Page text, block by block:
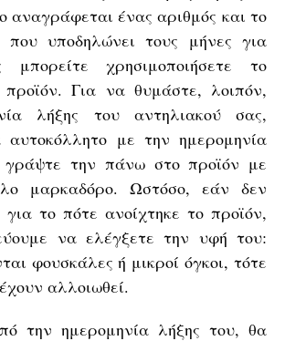
αναγράφεται ένας αριθμός και το
υποδηλώνει τους μήνες για
μπορείτε χρησιμοποιήσετε το
προϊόν. Για να θυμάστε, λοιπόν,
λήξης του αντηλιακού σας,
αυτοκόλλητο με την ημερομηνία
γράψτε την πάνω στο προϊόν με
μαρκαδόρο. Ωστόσο, εάν δεν
για το πότε ανοίχτηκε το προϊόν,
να ελέγξετε την υφή του:
φουσκάλες ή μικροί όγκοι, τότε
αλλοιωθεί.
την ημερομηνία λήξης του, θα